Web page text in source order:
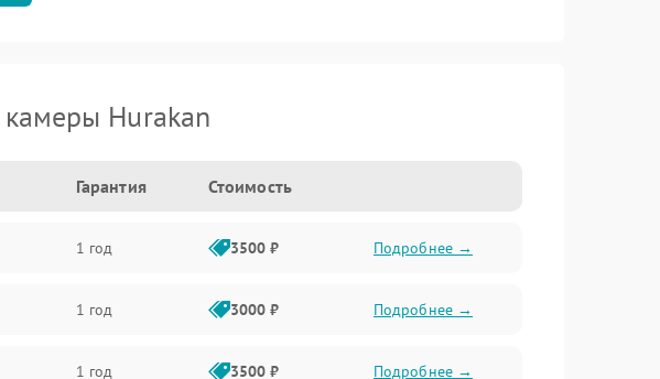
Hurakan
Гарантия Стоимость
1 год 3500 ₽ Подробнее →
1 год 3000 ₽ Подробнее →
1 год 3500 ₽ Подробнее →